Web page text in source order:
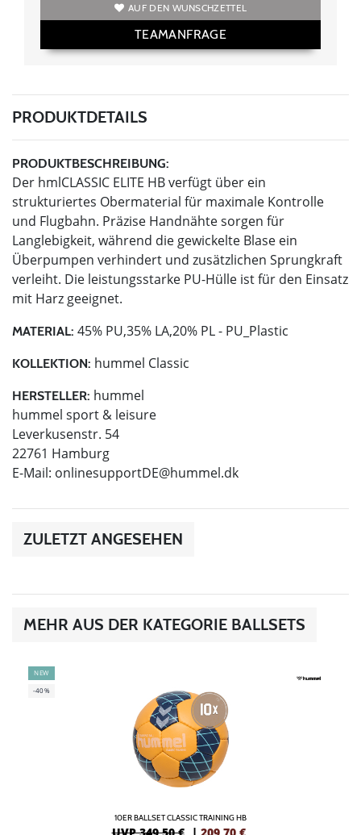
AUF DEN WUNSCHZETTEL
TEAMANFRAGE
PRODUKTDETAILS
PRODUKTBESCHREIBUNG:
Der hmlCLASSIC ELITE HB verfügt über ein
strukturiertes Obermaterial für maximale Kontrolle
und Flugbahn. Präzise Handnähte sorgen für
Langlebigkeit, während die gewickelte Blase ein
Überpumpen verhindert und zusätzlichen Sprungkraft
verleiht. Die leistungsstarke PU-Hülle ist für den Einsatz
mit Harz geeignet.
MATERIAL: 45% PU,35% LA,20% PL - PU_Plastic
KOLLEKTION: hummel Classic
HERSTELLER: hummel
hummel sport & leisure
Leverkusenstr. 54
22761 Hamburg
E-Mail: onlinesupportDE@hummel.dk
ZULETZT ANGESEHEN
MEHR AUS DER KATEGORIE BALLSETS
NEW
-40%
10ER BALLSET CLASSIC TRAINING HB
UVP 349,50 € | 209,70 €